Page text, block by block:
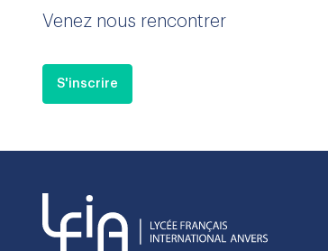
Venez nous rencontrer
S'inscrire